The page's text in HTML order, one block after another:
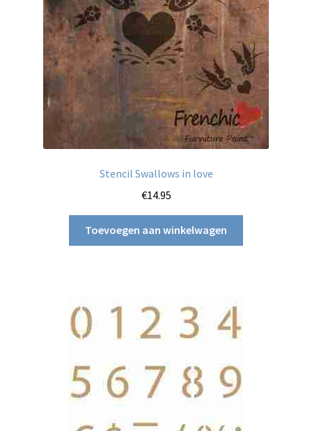
Stencil Swallows in love
€14.95
Toevoegen aan winkelwagen